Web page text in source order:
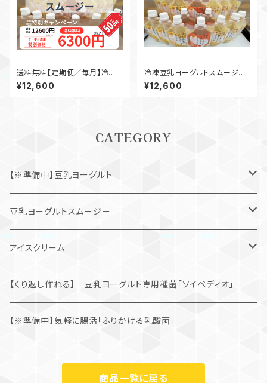
送料無料【定期便／毎月】冷凍
豆乳ヨーグルトスムージー３種
✗７個（計２１個）
¥12,600
冷凍豆乳ヨーグルトスムージー
３種✗７個（計２１個）
¥12,600
CATEGORY
【※準備中】豆乳ヨーグルト
朝食応援「定期便」
まずはお試し「通常購入」
豆乳ヨーグルトスムージー
ダイエット応援「定期便」
まずはお試し「通常購入」
アイスクリーム
豆乳ヨーグルトアイスクリーム「SOYOGU」
学生考案アイスクリーム
【くり返し作れる】 豆乳ヨーグルト専用種菌「ソイペディオ」
【※準備中】気軽に腸活「ふりかける乳酸菌」
商品一覧に戻る